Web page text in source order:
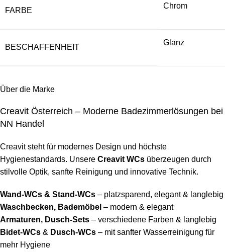
FARBE
Chrom
BESCHAFFENHEIT
Glanz
Über die Marke
Creavit Österreich – Moderne Badezimmerlösungen bei
NN Handel
Creavit steht für modernes Design und höchste
Hygienestandards. Unsere Creavit WCs überzeugen durch
stilvolle Optik, sanfte Reinigung und innovative Technik.
Wand-WCs & Stand-WCs – platzsparend, elegant & langlebig
Waschbecken, Bademöbel – modern & elegant
Armaturen, Dusch-Sets – verschiedene Farben & langlebig
Bidet-WCs & Dusch-WCs – mit sanfter Wasserreinigung für
mehr Hygiene